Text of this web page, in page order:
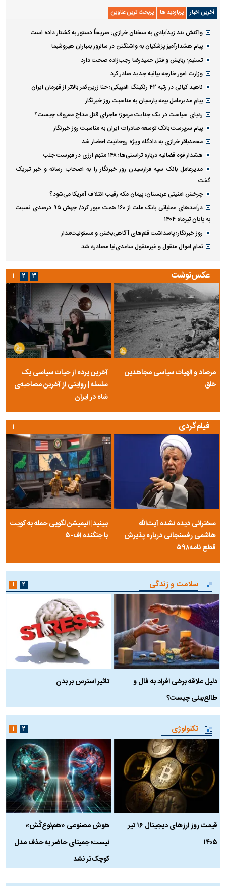
آخرین اخبار پربازدید ها پربحث ترین عناوین
واکنش تند زیدآبادی به سخنان خرازی: صریحاً دستور به کشتار داده است
پیام هشدارآمیز پزشکیان به واشنگتن در سالروز بمباران هیروشیما
تسنیم: ربایش و قتل حمیدرضا رجب‌زاده صحت دارد
وزارت امور خارجه بیانیه جدید صادر کرد
ناهید کیانی در رتبه ۴۲ رنکینگ المپیکی؛ حنا زرین‌کمر بالاتر از قهرمان ایران
پیام مدیرعامل بیمه پارسیان به مناسبت روز خبرنگار
ردپای سیاست در یک جنایت مرموز؛ ماجرای قتل مداح معروف چیست؟
پیام سرپرست بانک توسعه صادرات ایران به مناسبت روز خبرنگار
محمدباقر خرازی به دادگاه ویژه روحانیت احضار شد
هشدار قوه قضائیه درباره تراستی‌ها؛ ۱۴۸ متهم ارزی در فهرست جلب
مدیرعامل بانک سپه فرارسیدن روز خبرنگار را به اصحاب رسانه و خبر تبریک
گفت
چرخش امنیتی عربستان؛ پیمان مکه رقیب ائتلاف آمریکا می‌شود؟
درآمد‌های عملیاتی بانک ملت از ۱۶۰ همت عبور کرد/ جهش ۹۵ درصدی نسبت
به پایان تیرماه ۱۴۰۴
روز خبرنگار؛ پاسداشت قلم‌های آگاهی‌بخش و مسئولیت‌مدار
تمام اموال منقول و غیرمنقول ساعدی‌نیا مصادره شد
عکس‌نوشت
مرصاد و الهیات سیاسی مجاهدین
خلق
آخرین پرده از حیات سیاسی یک
سلسله | روایتی از آخرین مصاحبه‌ی
شاه در ایران
۱ ۲ ۳
فیلم‌گردی
سخنرانی دیده نشده آیت‌الله
هاشمی رفسنجانی درباره پذیرش
قطع نامه۵۹۸
ببینید| انیمیشن لگویی حمله به کویت
با جنگنده اف-۵
۱
سلامت و زندگی
دلیل علاقه برخی افراد به فال و
طالع‌بینی چیست؟
تاثیر استرس بر بدن
۱ ۲
تکنولوژی
قیمت روز ارز‌های دیجیتال ۱۶ تیر
۱۴۰۵
هوش مصنوعی «هم‌نوع‌کُش»
نیست؛ جمینای حاضر به حذف مدل
کوچک‌تر نشد
۱ ۲